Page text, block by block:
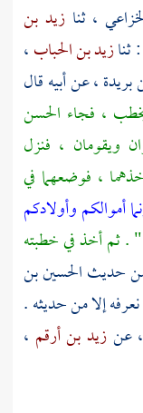
، ثنازيد بن
: ثنازيد بن الحباب،
بريدة، عن أبيه قال
، فجاء الحسن
ويقومان ، فنزل
، فوضعهما في
أموالكم وأولادكم
. ثم أخذ في خطبته
حديثالحسين بن
إلا من حديثه .
، عنزيد بن أرقم ،